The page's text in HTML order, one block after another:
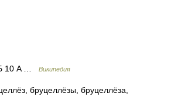
10 A … Википедия
бруцеллёзы, бруцеллёза,